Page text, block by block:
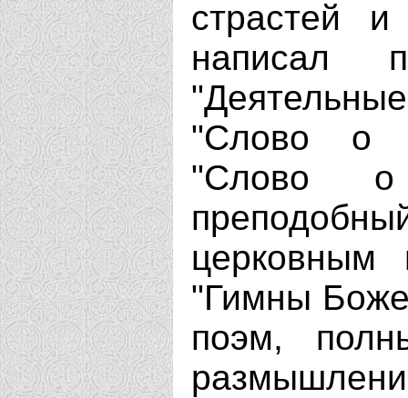
страстей
написал
"Слово о
"Слово
церковным
"Гимны
поэм,